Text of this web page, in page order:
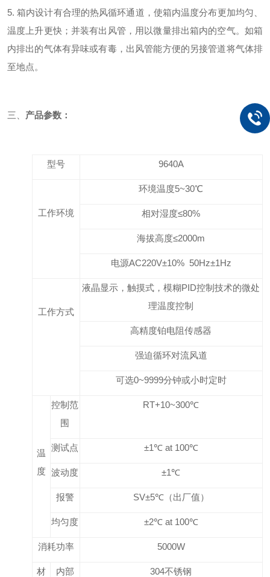
5. 箱内设计有合理的热风循环通道，使箱内温度分布更加均匀、
温度上升更快；并装有出风管，用以微量排出箱内的空气。如箱
内排出的气体有异味或有毒，出风管能方便的另接管道将气体排
至地点。
三、 产品参数：
型号 9640A
工作环境
环境温度5~30℃
相对湿度≤80%
海拔高度≤2000m
电源AC220V±10% 50Hz±1Hz
工作方式
液晶显示，触摸式，模糊PID控制技术的微处
理温度控制
高精度铂电阻传感器
强迫循环对流风道
可选0~9999分钟或小时定时
温
度
控制范
围
RT+10~300℃
测试点 ±1℃ at 100℃
波动度 ±1℃
报警 SV±5℃（出厂值）
均匀度 ±2℃ at 100℃
消耗功率 5000W
材
内部 304不锈钢